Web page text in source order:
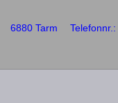
6880 Tarm Telefonnr.: